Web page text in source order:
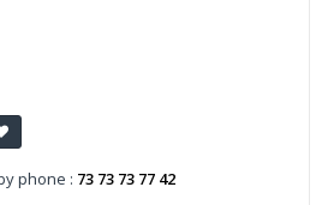
phone : 73 73 73 77 42